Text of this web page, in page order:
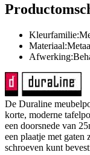
De Duraline
korte, moderne
een doorsnede van
een plaatje met gaten
schroeven kunt